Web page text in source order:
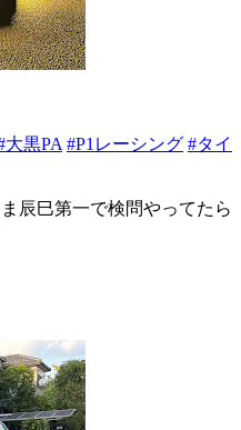
大黒PA #P1レーシング #タイ
辰巳第一で検問やってたら